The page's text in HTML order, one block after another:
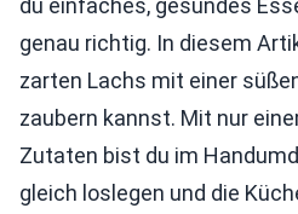
du einfaches, gesundes
genau richtig. In diesem
zarten Lachs mit einer
zaubern kannst. Mit nur
Zutaten bist du im
gleich loslegen und die